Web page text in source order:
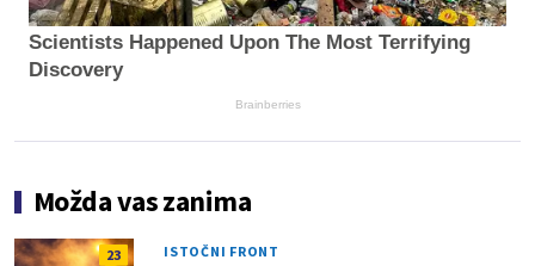
Scientists Happened Upon The Most Terrifying
Discovery
Brainberries
Možda vas zanima
23 ISTOČNI FRONT